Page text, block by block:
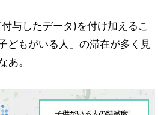
与したデータ)を付け加えるこ
どもがいる人」の滞在が多く見
あ。